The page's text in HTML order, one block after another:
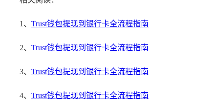
1、 Trust钱包提现到银行卡全流程指南
2、 Trust钱包提现到银行卡全流程指南
3、 Trust钱包提现到银行卡全流程指南
4、 Trust钱包提现到银行卡全流程指南